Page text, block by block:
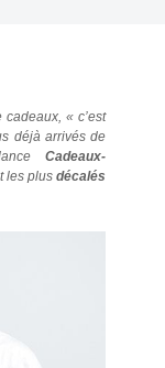
« c’est
déjà arrivés de
lanceCadeaux-
les plusdécalés